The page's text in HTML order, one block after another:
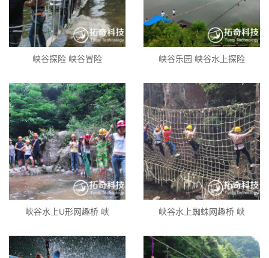
峡谷探险 峡谷冒险 峡谷乐园 峡谷水上探险
峡谷水上U形网趣桥 峡 峡谷水上蜘蛛网趣桥 峡